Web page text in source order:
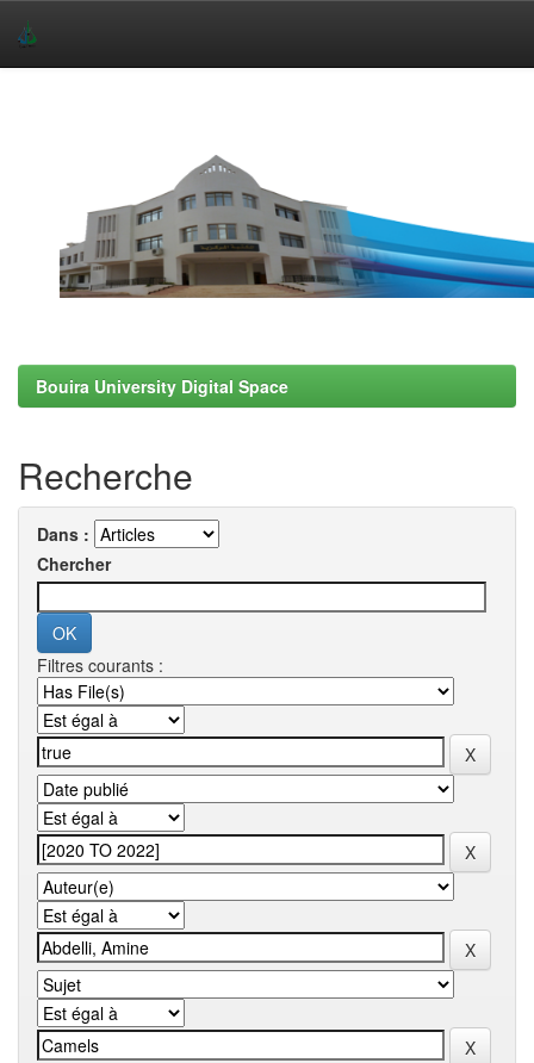
Bouira University Digital Space
Recherche
Dans :
Chercher
Filtres courants :